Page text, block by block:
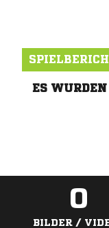
ES
0
BILDER /